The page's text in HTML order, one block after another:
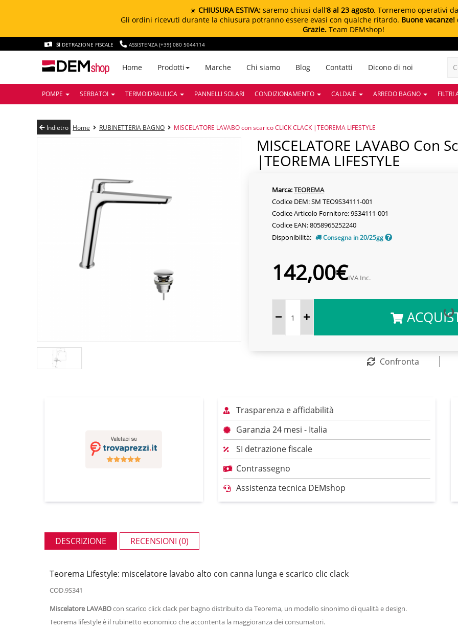
☀️ CHIUSURA ESTIVA: saremo chiusi dall’8 al 23 agosto. Torneremo operativi
Gli ordini ricevuti durante la chiusura potranno essere evasi con qualche ritardo. Buone vacanze!
Grazie. Team DEMshop!
SI DETRAZIONE FISCALE ASSISTENZA (+39) 080 5044114
Home Prodotti Marche Chi siamo Blog Contatti Dicono di noi
POMPE SERBATOI TERMOIDRAULICA PANNELLI SOLARI CONDIZIONAMENTO CALDAIE ARREDO BAGNO FILTRI
Indietro Home RUBINETTERIA BAGNO MISCELATORE LAVABO con scarico CLICK CLACK |TEOREMA LIFESTYLE
MISCELATORE LAVABO Con Scarico CLICK CLACK
|TEOREMA LIFESTYLE
Marca:TEOREMA
Codice DEM: SM TEO9S34111-001
Codice Articolo Fornitore: 9S34111-001
Codice EAN: 8058965252240
Disponibilità:
Consegna in 20/25gg
142,00€IVA Inc.
Confronta
Trasparenza e affidabilità
Garanzia 24 mesi - Italia
SI detrazione fiscale
Contrassegno
Assistenza tecnica DEMshop
DESCRIZIONE RECENSIONI (0)
Teorema Lifestyle: miscelatore lavabo alto con canna lunga e scarico clic clack
COD.9S341
Miscelatore LAVABOcon scarico click clack per bagno distribuito da Teorema, un modello sinonimo di qualità e design.
Teorema lifestyle è il rubinetto economico che accontenta la maggioranza dei consumatori.